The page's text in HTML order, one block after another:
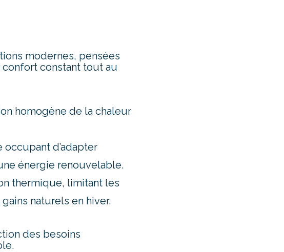
modernes, pensées
constant tout au
homogène de la chaleur
d’adapter
énergie renouvelable.
thermique, limitant les
naturels en hiver.
des besoins